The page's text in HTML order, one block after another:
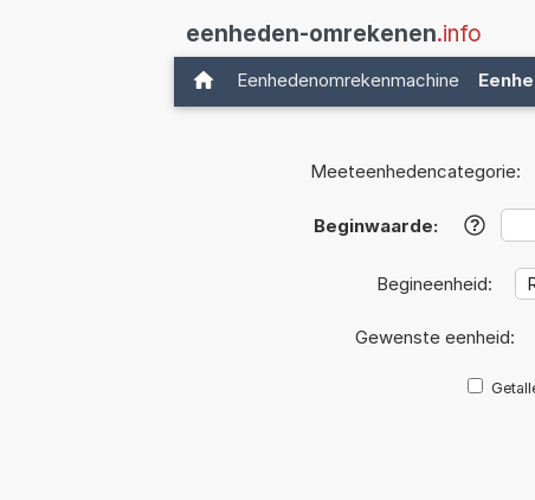
eenheden-omrekenen.info
Eenhedenomrekenmachine
Meeteenhedencategorie:
Beginwaarde: ?
Begineenheid:
Gewenste eenheid: